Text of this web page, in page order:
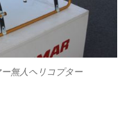
無人ヘリコプター